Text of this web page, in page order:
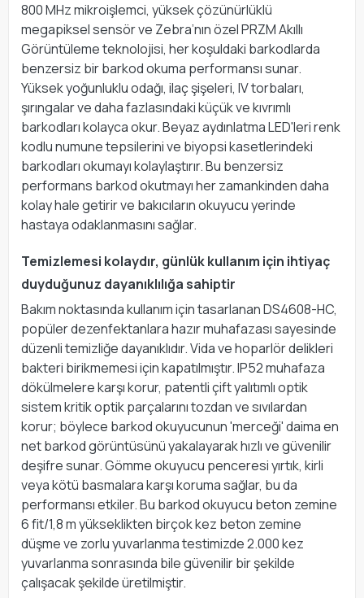
800 MHz mikroişlemci, yüksek çözünürlüklü
megapiksel sensör ve Zebra’nın özel PRZM Akıllı
Görüntüleme teknolojisi, her koşuldaki barkodlarda
benzersiz bir barkod okuma performansı sunar.
Yüksek yoğunluklu odağı, ilaç şişeleri, IV torbaları,
şırıngalar ve daha fazlasındaki küçük ve kıvrımlı
barkodları kolayca okur. Beyaz aydınlatma LED'leri renk
kodlu numune tepsilerini ve biyopsi kasetlerindeki
barkodları okumayı kolaylaştırır. Bu benzersiz
performans barkod okutmayı her zamankinden daha
kolay hale getirir ve bakıcıların okuyucu yerinde
hastaya odaklanmasını sağlar.
Temizlemesi kolaydır, günlük kullanım için ihtiyaç
duyduğunuz dayanıklılığa sahiptir
Bakım noktasında kullanım için tasarlanan DS4608-HC,
popüler dezenfektanlara hazır muhafazası sayesinde
düzenli temizliğe dayanıklıdır. Vida ve hoparlör delikleri
bakteri birikmemesi için kapatılmıştır. IP52 muhafaza
dökülmelere karşı korur, patentli çift yalıtımlı optik
sistem kritik optik parçalarını tozdan ve sıvılardan
korur; böylece barkod okuyucunun 'merceği' daima en
net barkod görüntüsünü yakalayarak hızlı ve güvenilir
deşifre sunar. Gömme okuyucu penceresi yırtık, kirli
veya kötü basmalara karşı koruma sağlar, bu da
performansı etkiler. Bu barkod okuyucu beton zemine
6 fit/1,8 m yükseklikten birçok kez beton zemine
düşme ve zorlu yuvarlanma testimizde 2.000 kez
yuvarlanma sonrasında bile güvenilir bir şekilde
çalışacak şekilde üretilmiştir.